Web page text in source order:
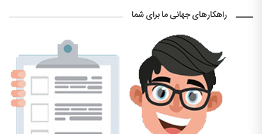
راهکارهای جهانی ما برای شما